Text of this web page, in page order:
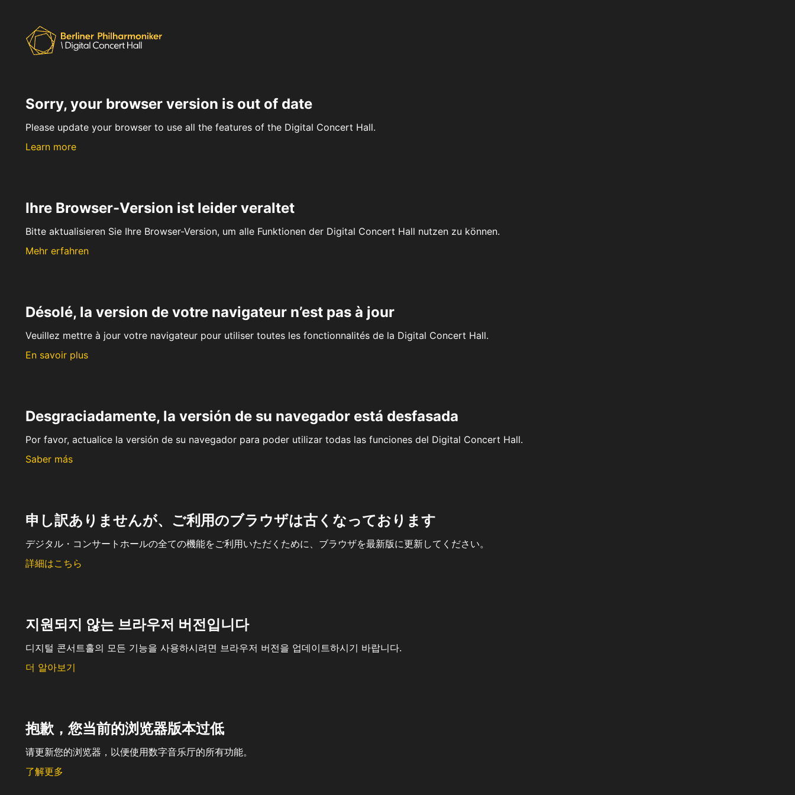
Sorry, your browser version is out of date
Please update your browser to use all the features of the Digital Concert Hall.
Learn more
Ihre Browser-Version ist leider veraltet
Bitte aktualisieren Sie Ihre Browser-Version, um alle Funktionen der Digital Concert Hall nutzen zu können.
Mehr erfahren
Désolé, la version de votre navigateur n’est pas à jour
Veuillez mettre à jour votre navigateur pour utiliser toutes les fonctionnalités de la Digital Concert Hall.
En savoir plus
Desgraciadamente, la versión de su navegador está desfasada
Por favor, actualice la versión de su navegador para poder utilizar todas las funciones del Digital Concert Hall.
Saber más
申し訳ありませんが、ご利用のブラウザは古くなっております
デジタル・コンサートホールの全ての機能をご利用いただくために、ブラウザを最新版に更新してください。
詳細はこちら
지원되지 않는 브라우저 버전입니다
디지털 콘서트홀의 모든 기능을 사용하시려면 브라우저 버전을 업데이트하시기 바랍니다.
더 알아보기
抱歉，您当前的浏览器版本过低
请更新您的浏览器，以便使用数字音乐厅的所有功能。
了解更多